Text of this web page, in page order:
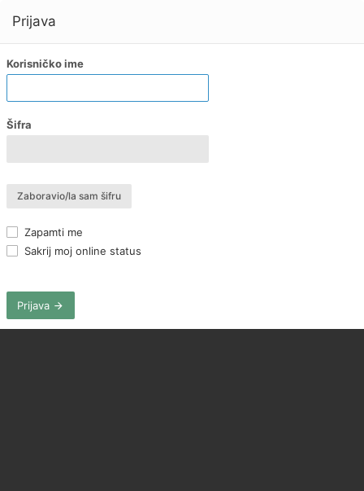
Prijava
Korisničko ime
Šifra
Zaboravio/la sam šifru
Zapamti me
Sakrij moj online status
Prijava